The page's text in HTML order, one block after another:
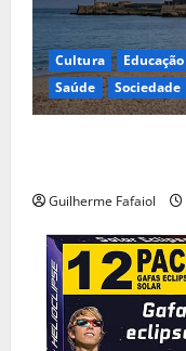
Cultura Educação
Saúde
Sociedade
Guilherme Fafaiol